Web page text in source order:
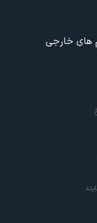
های خارجی